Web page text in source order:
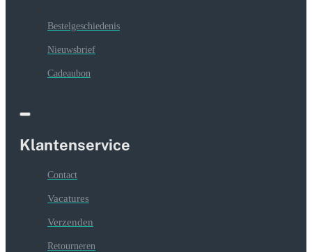
Bestelgeschiedenis
Nieuwsbrief
Cadeaubon
Klantenservice
Contact
Vacatures
Verzenden
Retourneren